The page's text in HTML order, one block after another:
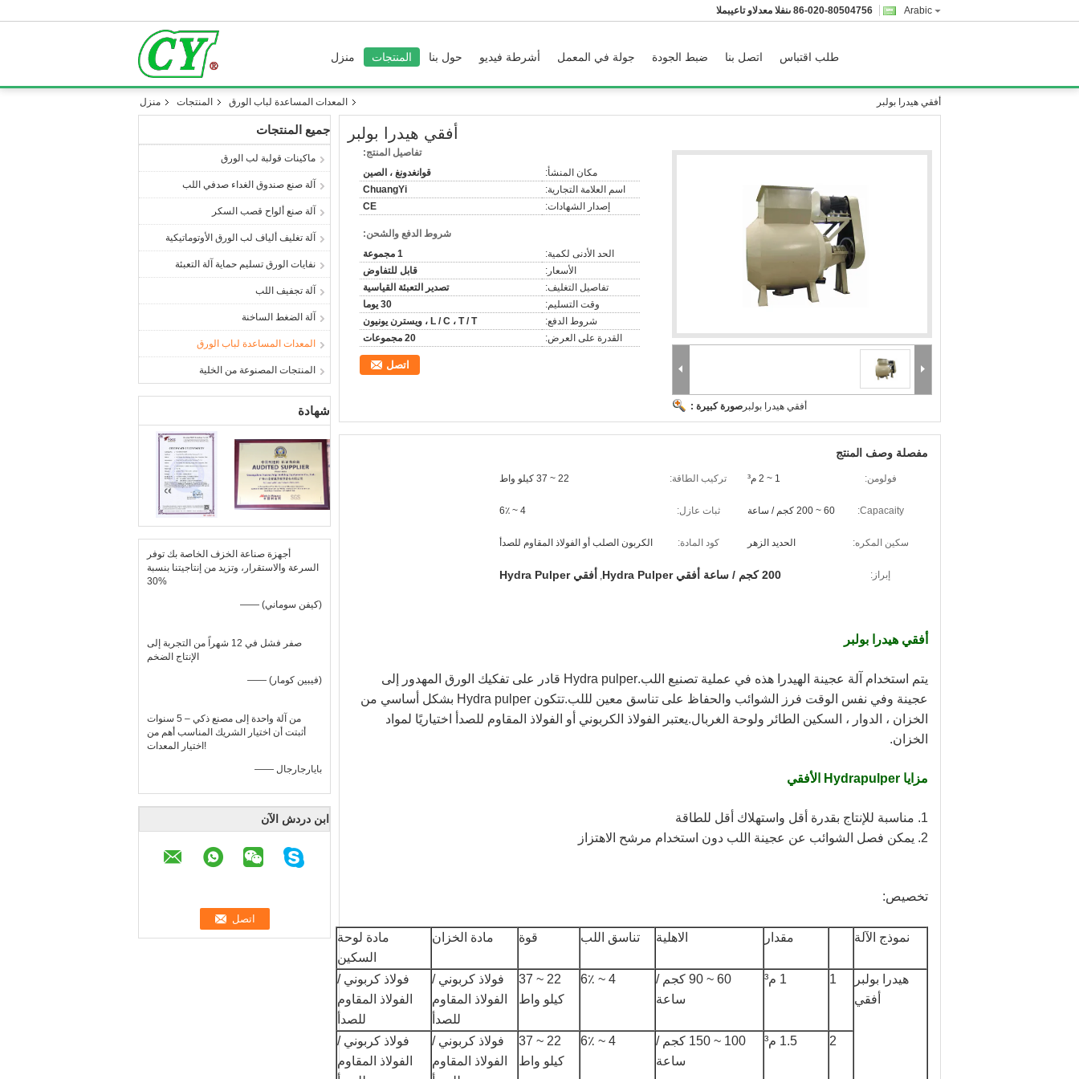
Arabic المبيعات والدعم الفنى 86-020-80504756
منزل المنتجات حول بنا أشرطة فيديو جولة في المعمل ضبط الجودة اتصل بنا طلب اقتباس
منزل المنتجات المعدات المساعدة لباب الورق أفقي هيدرا بولبر
جميع المنتجات
ماكينات قولبة لب الورق
آلة صنع صندوق الغداء صدفي اللب
آلة صنع ألواح قصب السكر
آلة تغليف ألياف لب الورق الأوتوماتيكية
نفايات الورق تسليم حماية آلة التعبئة
آلة تجفيف اللب
آلة الضغط الساخنة
المعدات المساعدة لباب الورق
المنتجات المصنوعة من الخلية
شهادة
أجهزة صناعة الخزف الخاصة بك توفر
السرعة والاستقرار، وتزيد من إنتاجيتنا بنسبة
30%
—— (كيفن سوماني)
صفر فشل في 12 شهراً من التجربة إلى
الإنتاج الضخم
—— (فيبين كومار)
من آلة واحدة إلى مصنع ذكي – 5 سنوات
أثبتت أن اختيار الشريك المناسب أهم من
اختيار المعدات!
—— بايارجارجال
ابن دردش الآن
أفقي هيدرا بولبر
صورة كبيرة : أفقي هيدرا بولبر
تفاصيل المنتج:
مكان المنشأ:
قوانغدونغ ، الصين
اسم العلامة التجارية:
ChuangYi
إصدار الشهادات:
CE
شروط الدفع والشحن:
الحد الأدنى لكمية:
1 مجموعة
الأسعار:
قابل للتفاوض
تفاصيل التغليف:
تصدير التعبئة القياسية
وقت التسليم:
30 يوما
شروط الدفع:
L / C ، T / T ، ويسترن يونيون
القدرة على العرض:
20 مجموعات
اتصل
مفصلة وصف المنتج
فولومن: 1 ~ 2 م³ تركيب الطاقة: 22 ~ 37 كيلو واط
Capacaity: 60 ~ 200 كجم / ساعة ثبات عازل: 4 ~ 6٪
سكين المكره: الحديد الزهر كود المادة: الكربون الصلب أو الفولاذ المقاوم للصدأ
إبراز: 200 كجم / ساعة أفقي Hydra Pulper , أفقي Hydra Pulper
أفقي هيدرا بولبر
يتم استخدام آلة عجينة الهيدرا هذه في عملية تصنيع اللب.Hydra pulper قادر على تفكيك الورق المهدور إلى
عجينة وفي نفس الوقت فرز الشوائب والحفاظ على تناسق معين لللب.تتكون Hydra pulper بشكل أساسي من
الخزان ، الدوار ، السكين الطائر ولوحة الغربال.يعتبر الفولاذ الكربوني أو الفولاذ المقاوم للصدأ اختياريًا لمواد
الخزان.
مزايا Hydrapulper الأفقي
1. مناسبة للإنتاج بقدرة أقل واستهلاك أقل للطاقة
2. يمكن فصل الشوائب عن عجينة اللب دون استخدام مرشح الاهتزاز
تخصيص:
نموذج الآلة مقدار الاهلية تناسق اللب قوة مادة الخزان
مادة لوحة
السكين
هيدرا بولبر
أفقي
1 1 م³
60 ~ 90 كجم /
ساعة
4 ~ 6٪
22 ~ 37
كيلو واط
فولاذ كربوني /
الفولاذ المقاوم
للصدأ
فولاذ كربوني /
الفولاذ المقاوم
للصدأ
2
1.5 م³
100 ~ 150 كجم /
ساعة
4 ~ 6٪
22 ~ 37
كيلو واط
فولاذ كربوني /
الفولاذ المقاوم
فولاذ كربوني /
الفولاذ المقاوم